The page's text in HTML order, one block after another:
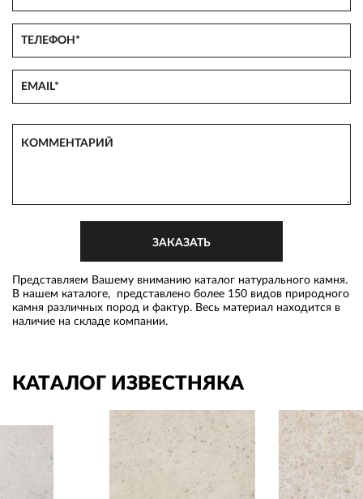
Представляем Вашему вниманию каталог натурального камня.
В нашем каталоге, представлено более 150 видов природного
камня различных пород и фактур. Весь материал находится в
наличие на складе компании.
КАТАЛОГ ИЗВЕСТНЯКА